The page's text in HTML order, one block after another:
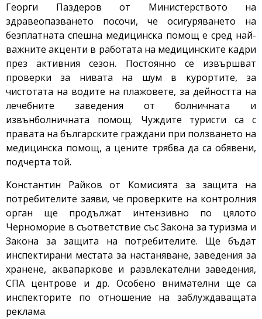
Георги Паздеров от Министерството на
здравеопазването посочи, че осигуряването на
безплатната спешна медицинска помощ е сред най-
важните акценти в работата на медицинските кадри
през активния сезон. Постоянно се извършват
проверки за нивата на шум в курортите, за
чистотата на водите на плажовете, за дейността на
лечебните заведения от болничната и
извънболничната помощ. Чуждите туристи са с
правата на българските граждани при ползването на
медицинска помощ, а цените трябва да са обявени,
подчерта той.
Константин Райков от Комисията за защита на
потребителите заяви, че проверките на контролния
орган ще продължат интензивно по цялото
Черноморие в съответствие със Закона за туризма и
Закона за защита на потребителите. Ще бъдат
инспектирани местата за настаняване, заведения за
хранене, аквапаркове и развлекателни заведения,
СПА центрове и др. Особено внимателни ще са
инспекторите по отношение на заблуждаващата
реклама.